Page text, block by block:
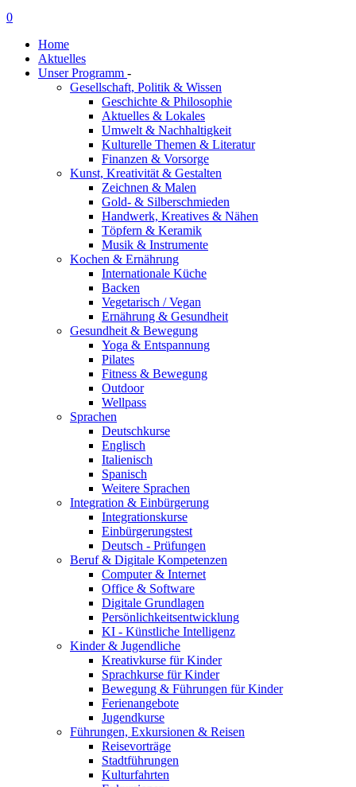
0
Home
Aktuelles
Unser Programm -
Gesellschaft, Politik & Wissen
Geschichte & Philosophie
Aktuelles & Lokales
Umwelt & Nachhaltigkeit
Kulturelle Themen & Literatur
Finanzen & Vorsorge
Kunst, Kreativität & Gestalten
Zeichnen & Malen
Gold- & Silberschmieden
Handwerk, Kreatives & Nähen
Töpfern & Keramik
Musik & Instrumente
Kochen & Ernährung
Internationale Küche
Backen
Vegetarisch / Vegan
Ernährung & Gesundheit
Gesundheit & Bewegung
Yoga & Entspannung
Pilates
Fitness & Bewegung
Outdoor
Wellpass
Sprachen
Deutschkurse
Englisch
Italienisch
Spanisch
Weitere Sprachen
Integration & Einbürgerung
Integrationskurse
Einbürgerungstest
Deutsch - Prüfungen
Beruf & Digitale Kompetenzen
Computer & Internet
Office & Software
Digitale Grundlagen
Persönlichkeitsentwicklung
KI - Künstliche Intelligenz
Kinder & Jugendliche
Kreativkurse für Kinder
Sprachkurse für Kinder
Bewegung & Führungen für Kinder
Ferienangebote
Jugendkurse
Führungen, Exkursionen & Reisen
Reisevorträge
Stadtführungen
Kulturfahrten